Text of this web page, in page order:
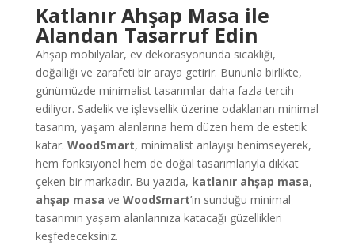
Katlanır Ahşap Masa ile
Alandan Tasarruf Edin
Ahşap mobilyalar, ev dekorasyonunda sıcaklığı,
doğallığı ve zarafeti bir araya getirir. Bununla birlikte,
günümüzde minimalist tasarımlar daha fazla tercih
ediliyor. Sadelik ve işlevsellik üzerine odaklanan minimal
tasarım, yaşam alanlarına hem düzen hem de estetik
katar. WoodSmart, minimalist anlayışı benimseyerek,
hem fonksiyonel hem de doğal tasarımlarıyla dikkat
çeken bir markadır. Bu yazıda, katlanır ahşap masa,
ahşap masa ve WoodSmart’ın sunduğu minimal
tasarımın yaşam alanlarınıza katacağı güzellikleri
keşfedeceksiniz.